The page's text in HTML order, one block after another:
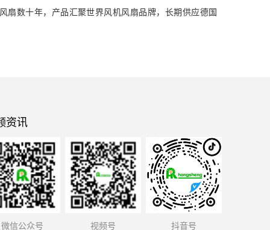
扇数十年，产品汇聚世界风机风扇品牌，长期供应德国
资讯
微信公众号 视频号 抖音号